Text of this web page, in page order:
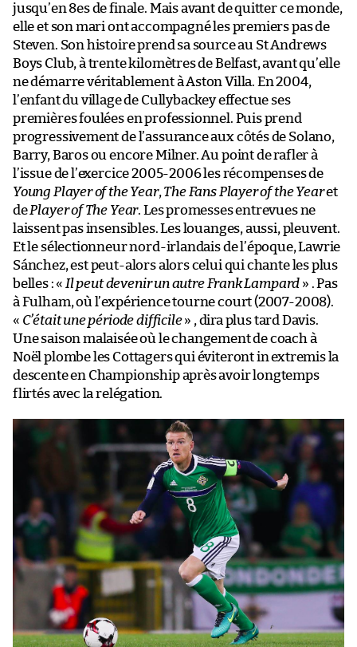
jusqu’en 8es de finale. Mais avant de quitter ce monde,
elle et son mari ont accompagné les premiers pas de
Steven. Son histoire prend sa source au St Andrews
Boys Club, à trente kilomètres de Belfast, avant qu’elle
ne démarre véritablement à Aston Villa. En 2004,
l’enfant du village de Cullybackey effectue ses
premières foulées en professionnel. Puis prend
progressivement de l’assurance aux côtés de Solano,
Barry, Baros ou encore Milner. Au point de rafler à
l’issue de l’exercice 2005-2006 les récompenses de
Young Player of the Year, The Fans Player of the Yearet
dePlayer of The Year. Les promesses entrevues ne
laissent pas insensibles. Les louanges, aussi, pleuvent.
Et le sélectionneur nord-irlandais de l’époque, Lawrie
Sánchez, est peut-alors alors celui qui chante les plus
belles : « Il peut devenir un autre Frank Lampard » . Pas
à Fulham, où l’expérience tourne court (2007-2008).
« C’était une période difficile» , dira plus tard Davis.
Une saison malaisée où le changement de coach à
Noël plombe les Cottagers qui éviteront in extremis la
descente en Championship après avoir longtemps
flirtés avec la relégation.